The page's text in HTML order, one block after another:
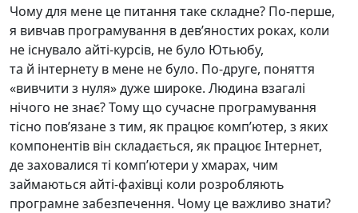
Чому для мене це питання таке складне? По-перше,
я вивчав програмування в девʼяностих роках, коли
не існувало айті-курсів, не було Ютьюбу,
та й інтернету в мене не було. По-друге, поняття
«вивчити з нуля» дуже широке. Людина взагалі
нічого не знає? Тому що сучасне програмування
тісно повʼязане з тим, як працює компʼютер, з яких
компонентів він складається, як працює Інтернет,
де заховалися ті компʼютери у хмарах, чим
займаються айті-фахівці коли розробляють
програмне забезпечення. Чому це важливо знати?